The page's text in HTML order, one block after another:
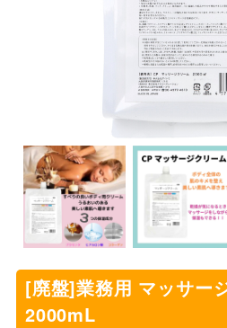
[廃盤]業務用 マッサー
2000mL